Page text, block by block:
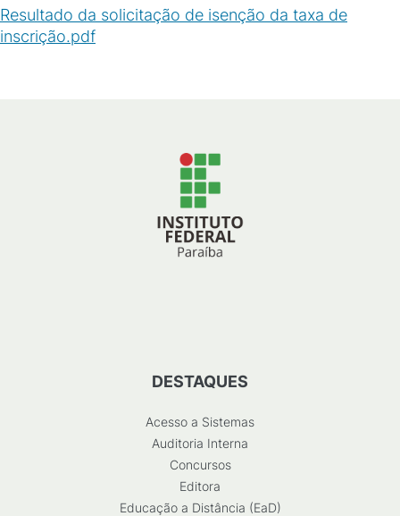
Resultado da solicitação de isenção da taxa de
inscrição.pdf
DESTAQUES
Acesso a Sistemas
Auditoria Interna
Concursos
Editora
Educação a Distância (EaD)